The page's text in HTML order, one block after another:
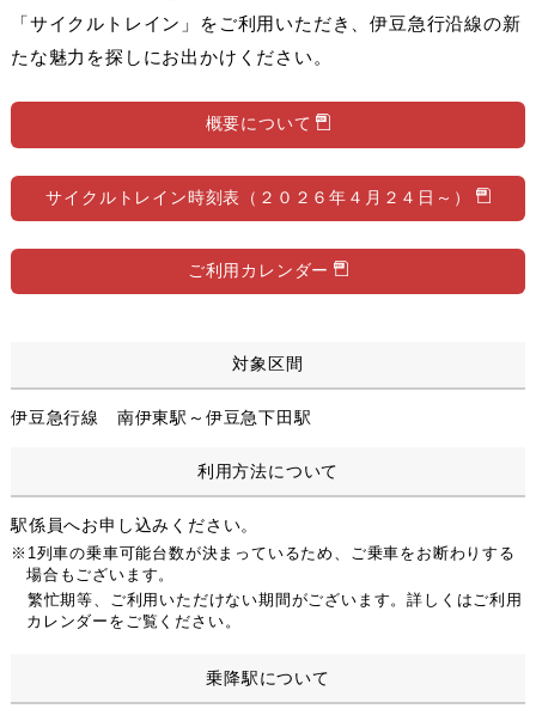
「サイクルトレイン」をご利用いただき、伊豆急行沿線の新
たな魅力を探しにお出かけください。
概要について
サイクルトレイン時刻表（２０２６年４月２４日～）
ご利用カレンダー
対象区間
伊豆急行線 南伊東駅～伊豆急下田駅
利用方法について
駅係員へお申し込みください。
※1列車の乗車可能台数が決まっているため、ご乗車をお断わりする
場合もございます。
繁忙期等、ご利用いただけない期間がございます。詳しくはご利用
カレンダーをご覧ください。
乗降駅について